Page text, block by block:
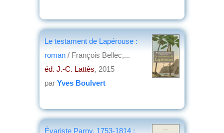
Le testament de Lapérouse :
roman / François Bellec,...
éd. J.-C. Lattès, 2015
par Yves Boulvert
Évariste Parny, 1753-1814 :